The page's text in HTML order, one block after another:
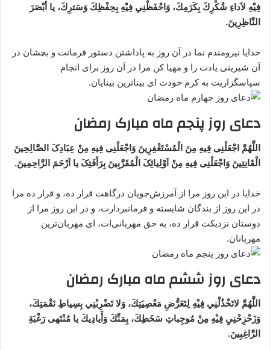
فِيْهِ لاَداءِ شُكْرِكَ بِكَرَمِكَ، وَاحْفَظْنِي فِيْهِ بِحِفْظِكَ وَسَترِكَ، يا أبْصَرَ
النَّاظِرِينَ.
خدایا نیرومندم نما در آن روز به‌ پاداشتن دستور فرمانت و بچشان در
آن شیرینی یادت را و مهیا کن مرا در آن روز برای انجام
سپاسگزاریت به کرم خودت ای بیناترین بینایان.
دعای روز پنجم ماه مبارک رمضان
اللَّهُمَّ اجْعَلْنِی فِیهِ مِنَ الْمُسْتَغْفِرِینَ وَاجْعَلْنِی فِیهِ مِنْ عِبَادِکَ الصَّالِحِینَ
الْقَانِتِینَ وَاجْعَلْنِی فِیهِ مِنْ اَوْلِیائِکَ الْمُقَرَّبِینَ بِرَاْفَتِکَ یا اَرْحَمَ الرَّاحِمِینَ.
خدایا در این روز مرا از آمرزش‌جویان درگاهت قرار ده، و قرار ده مرا
در این روز از بندگان شایسته و فرمانبردارت، و در این روز مرا از
دوستان نزدیکت قرار ده، به حق مهربانی‌ات، ‌ای مهربان‌ترین
مهربانان.
دعای روز ششم ماه مبارک رمضان
اللَّهُمَّ لاتَخْذُلْنِي فِيْهِ لِتَعَرُّضِ مَعْصِيَتِكَ، وَلا تَضْرِبْنِي بِسِياطِ نَقْمَتِكَ،
وَزَحْزِحْنِيِ فِيْهِ مِنْ مُوجِباتِ سَخَطِكَ، بِمَنِّكَ وَأَيادِيكَ يا مُنْتَهى رَغْبَةِ
الرَّاغِبِينَ.